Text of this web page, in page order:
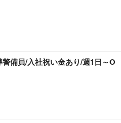
備員/入社祝い金あり/週1日～O